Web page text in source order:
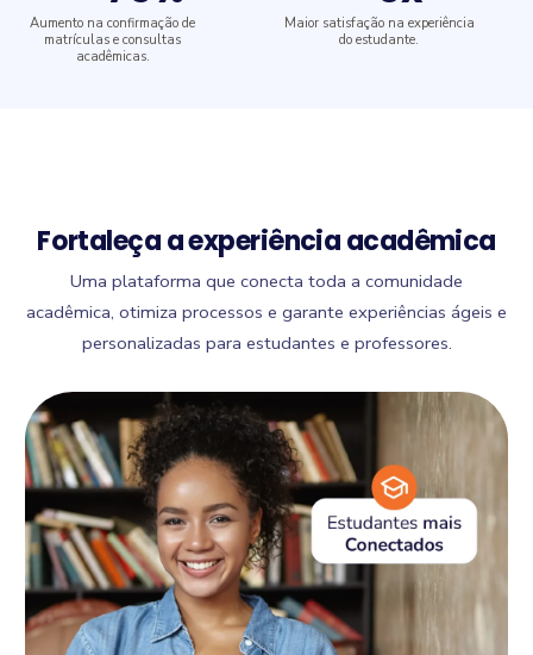
Aumento na confirmação de
matrículas e consultas
acadêmicas.
Maior satisfação na experiência
do estudante.
Fortaleça a experiência acadêmica
Uma plataforma que conecta toda a comunidade
acadêmica, otimiza processos e garante experiências ágeis e
personalizadas para estudantes e professores.